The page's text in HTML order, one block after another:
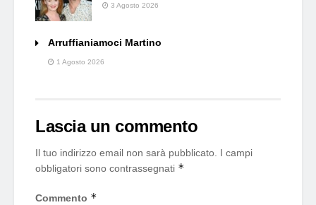
3 Agosto 2026
Arruffianiamoci Martino
1 Agosto 2026
Lascia un commento
Il tuo indirizzo email non sarà pubblicato. I campi
obbligatori sono contrassegnati *
Commento *